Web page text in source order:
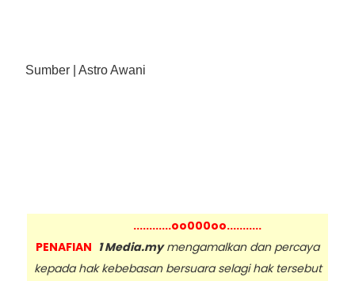
Sumber | Astro Awani
............oo000oo...........
PENAFIAN 1 Media.mymengamalkan dan percaya
kepada hak kebebasan bersuara selagi hak tersebut